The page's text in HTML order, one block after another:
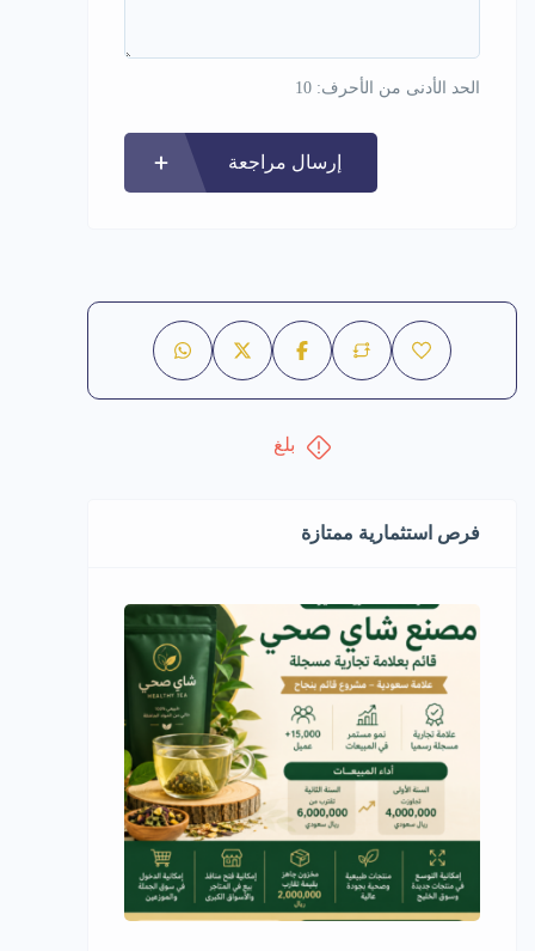
الحد الأدنى من الأحرف: 10
إرسال مراجعة
بلغ
فرص استثمارية ممتازة